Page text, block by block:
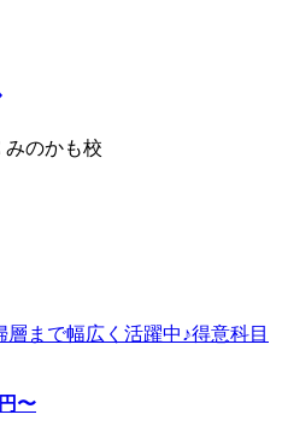
みのかも校
まで幅広く活躍中♪得意科目
円〜